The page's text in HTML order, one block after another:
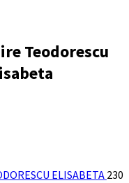
Teodorescu
ELISABETA File
File
230